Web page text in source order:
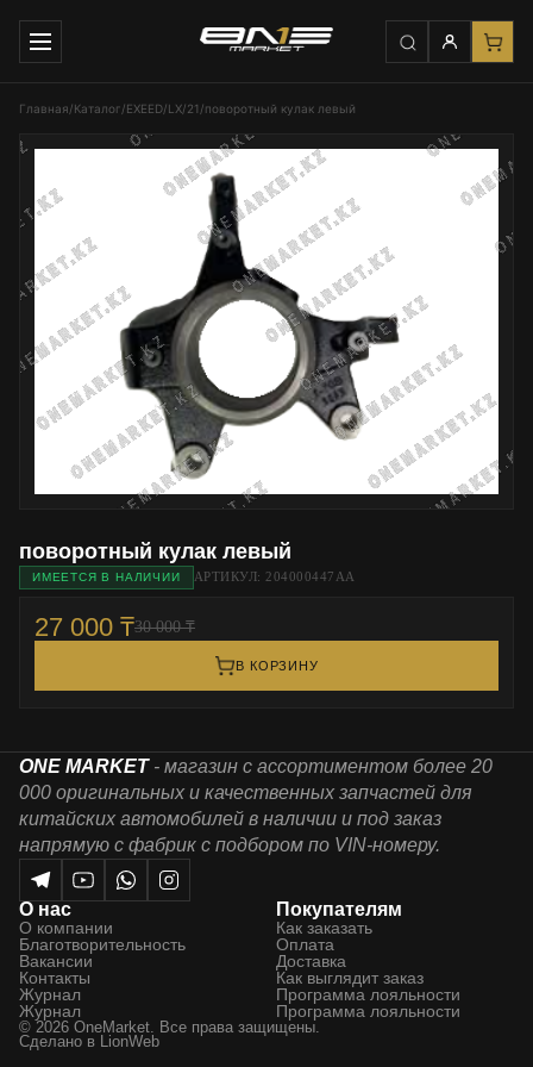
Главная/Каталог/EXEED/LX/21 /поворотный кулак левый
поворотный кулак левый
ИМЕЕТСЯ В НАЛИЧИИ АРТИКУЛ: 204000447AA
27 000 ₸30 000 ₸
В КОРЗИНУ
ONE MARKET - магазин с ассортиментом более 20
000 оригинальных и качественных запчастей для
китайских автомобилей в наличии и под заказ
напрямую с фабрик с подбором по VIN-номеру.
О нас
О компании
Благотворительность
Вакансии
Контакты
Журнал
Журнал
Покупателям
Как заказать
Оплата
Доставка
Как выглядит заказ
Программа лояльности
Программа лояльности
© 2026 OneMarket. Все права защищены.
Сделано в LionWeb